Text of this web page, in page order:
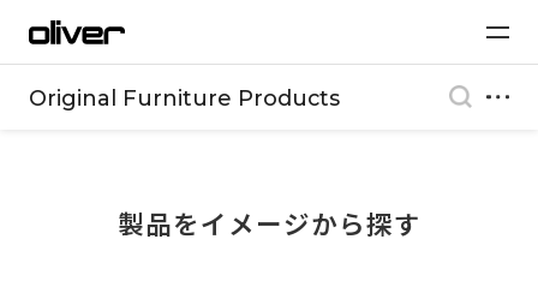
Original Furniture Products
製品をイメージから探す